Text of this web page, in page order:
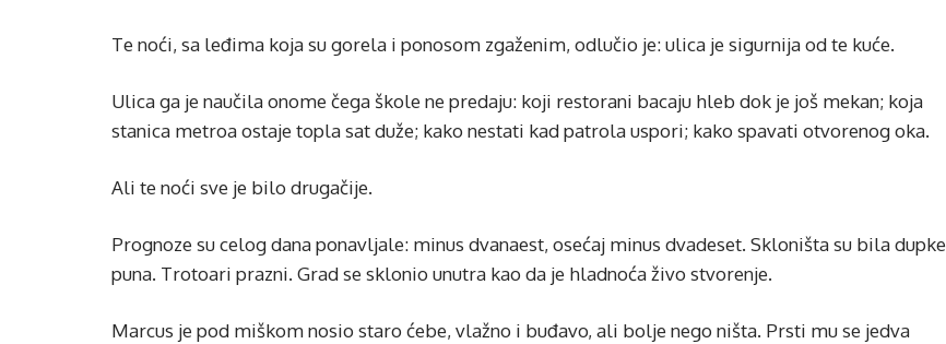
Te noći, sa leđima koja su gorela i ponosom zgaženim, odlučio je: ulica je sigurnija od te kuće.
Ulica ga je naučila onome čega škole ne predaju: koji restorani bacaju hleb dok je još mekan; koja
stanica metroa ostaje topla sat duže; kako nestati kad patrola uspori; kako spavati otvorenog oka.
Ali te noći sve je bilo drugačije.
Prognoze su celog dana ponavljale: minus dvanaest, osećaj minus dvadeset. Skloništa su bila dupke
puna. Trotoari prazni. Grad se sklonio unutra kao da je hladnoća živo stvorenje.
Marcus je pod miškom nosio staro ćebe, vlažno i buđavo, ali bolje nego ništa. Prsti mu se jedva